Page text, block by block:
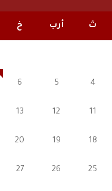
ث أرب خ
4
5
6
11
12
13
18
19
20
25
26
27